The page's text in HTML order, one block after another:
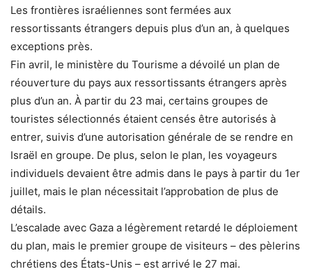
Les frontières israéliennes sont fermées aux
ressortissants étrangers depuis plus d’un an, à quelques
exceptions près.
Fin avril, le ministère du Tourisme a dévoilé un plan de
réouverture du pays aux ressortissants étrangers après
plus d’un an. À partir du 23 mai, certains groupes de
touristes sélectionnés étaient censés être autorisés à
entrer, suivis d’une autorisation générale de se rendre en
Israël en groupe. De plus, selon le plan, les voyageurs
individuels devaient être admis dans le pays à partir du 1er
juillet, mais le plan nécessitait l’approbation de plus de
détails.
L’escalade avec Gaza a légèrement retardé le déploiement
du plan, mais le premier groupe de visiteurs – des pèlerins
chrétiens des États-Unis – est arrivé le 27 mai.